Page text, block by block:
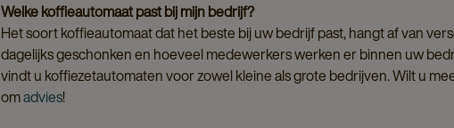
Welke koffieautomaat past bij mijn bedrijf?
Het soort koffieautomaat dat het beste bij uw bedrijf past, hangt af van
dagelijks geschonken en hoeveel medewerkers werken er binnen uw
vindt u koffiezetautomaten voor zowel kleine als grote bedrijven. Wilt u
omadvies!